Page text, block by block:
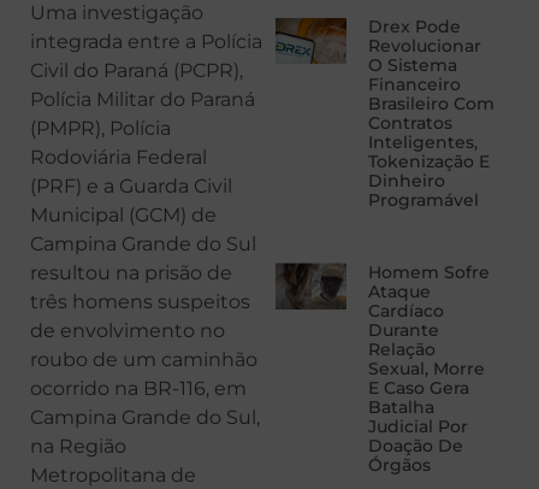
Uma investigação
integrada entre a Polícia
Civil do Paraná (PCPR),
Polícia Militar do Paraná
(PMPR), Polícia
Rodoviária Federal
(PRF) e a Guarda Civil
Municipal (GCM) de
Campina Grande do Sul
resultou na prisão de
três homens suspeitos
de envolvimento no
roubo de um caminhão
ocorrido na BR-116, em
Campina Grande do Sul,
na Região
Metropolitana de
Drex Pode
Revolucionar
O Sistema
Financeiro
Brasileiro Com
Contratos
Inteligentes,
Tokenização E
Dinheiro
Programável
Homem Sofre
Ataque
Cardíaco
Durante
Relação
Sexual, Morre
E Caso Gera
Batalha
Judicial Por
Doação De
Órgãos